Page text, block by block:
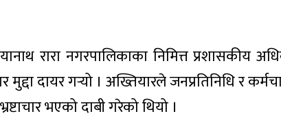
रारा नगरपालिकाका निमित्त प्रशासकीय
मुद्दा दायर गर्‍यो । अख्तियारले जनप्रतिनिधि र
भएको दाबी गरेको थियो ।